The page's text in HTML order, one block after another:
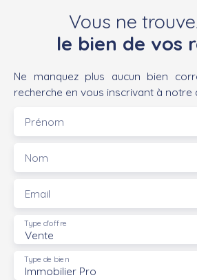
Vous ne
le bien de vos
Ne manquez plus aucun bien
recherche en vous inscrivant à notre
Prénom
Nom
Email
Vente
Type d'offre
Immobilier Pro
Type de bien